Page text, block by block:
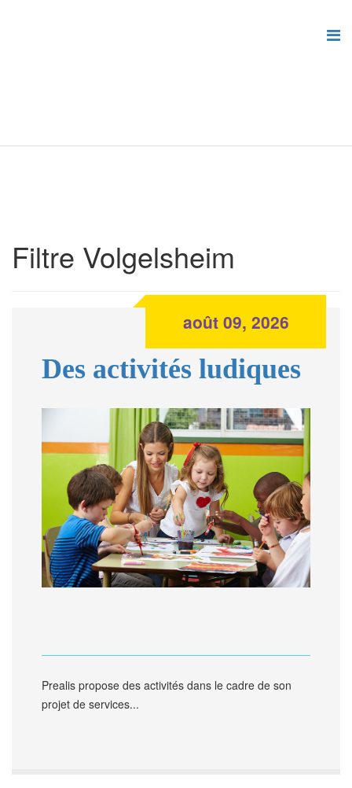
Filtre Volgelsheim
Des activités ludiques
août 09, 2026
Prealis propose des activités dans le cadre de son
projet de services...